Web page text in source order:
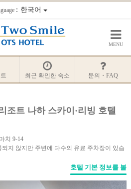
：한국어
MENU
최근 확인한 숙소 문의・FAQ
조트 나하 스카이·리빙 호텔
치 9-14
지 않지만 주변에 다수의 유료 주차장이 있습
호텔 기본 정보를 볼